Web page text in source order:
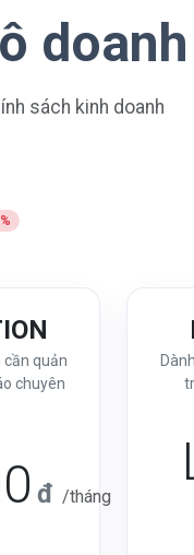
sách kinh doanh
cần quản
chuyên
đ /tháng